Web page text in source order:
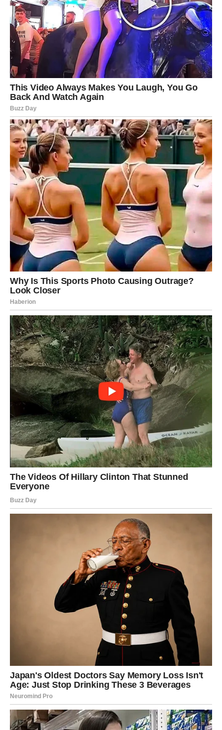
Jarac
Jarčevi će ovog dana delovati smireno spolja, ali će u
sebi voditi pravu emotivnu oluju. Ako ste zauzeti, partner
će želeti da zna na čemu je sa vama. Mogući su veoma
ozbiljni razgovori o budućnosti veze.
Slobodni Jarčevi bi mogli da dobiju neočekivanu poruku
od osobe koju nikada nisu potpuno zaboravili. Ta poruka
vraća uspomene i emocije.
Jedan Jarac će tokom noći doneti važnu odluku vezanu
za ljubav. Moguće je pomirenje koje menja sve.
Vodolija
Vodolije će tokom 31. maja biti veoma zamišljene i
emotivnije nego inače. Partner će primetiti da nešto
krijete i želeće iskren razgovor. Nemojte bežati od
emocija.
Slobodne Vodolije bi mogle da upoznaju osobu koja ih
potpuno fascinira. Razgovor sa tom osobom probudiće
leptiriće u stomaku koje dugo niste osetili.
Jedna Vodolija će konačno priznati sebi da još voli
nekoga iz prošlosti. Upravo zbog toga dolazi do velikog
emotivnog preokreta.
Ribe
Ribe će biti pravi simbol ljubavi ovog dana. Emocije će biti
neverovatno snažne, a intuicija pojačana. Ako ste u vezi,
očekuje vas mnogo nežnosti, zagrljaja i emotivnih
trenutaka.
Slobodne Ribe bi mogle da dobiju poruku koja će im
potpuno promeniti raspoloženje. Neko vas posmatra
mnogo duže nego što mislite.
Mnoge Ribe će tokom večeri zaplakati zbog ljubavi – ali to
neće biti tuga. Biće to trenutak kada shvatate da ste
konačno voljeni onako kako zaslužujete.